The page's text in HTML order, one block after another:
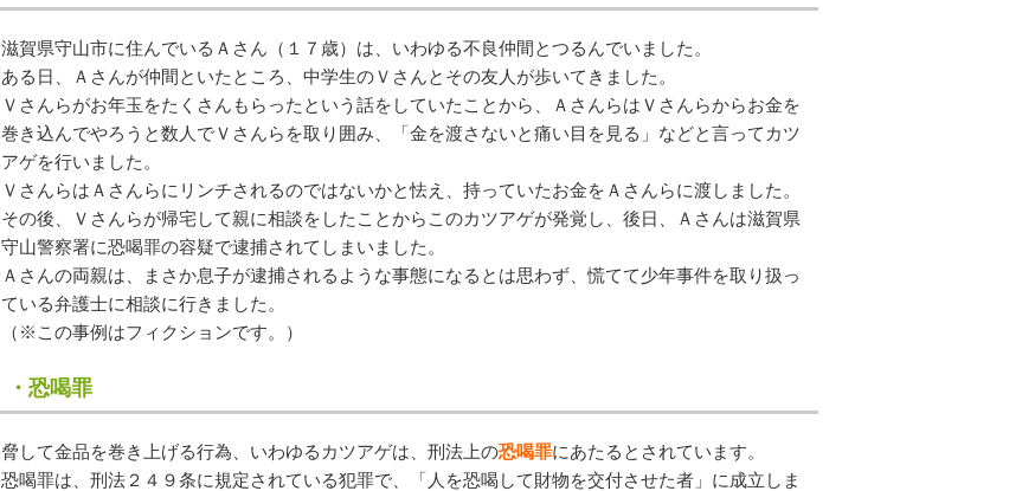
滋賀県守山市に住んでいるＡさん（１７歳）は、いわゆる不良仲間とつるんでいました。
ある日、Ａさんが仲間といたところ、中学生のＶさんとその友人が歩いてきました。
Ｖさんらがお年玉をたくさんもらったという話をしていたことから、ＡさんらはＶさんらからお金を
巻き込んでやろうと数人でＶさんらを取り囲み、「金を渡さないと痛い目を見る」などと言ってカツ
アゲを行いました。
ＶさんらはＡさんらにリンチされるのではないかと怯え、持っていたお金をＡさんらに渡しました。
その後、Ｖさんらが帰宅して親に相談をしたことからこのカツアゲが発覚し、後日、Ａさんは滋賀県
守山警察署に恐喝罪の容疑で逮捕されてしまいました。
Ａさんの両親は、まさか息子が逮捕されるような事態になるとは思わず、慌てて少年事件を取り扱っ
ている弁護士に相談に行きました。
（※この事例はフィクションです。）
・恐喝罪
脅して金品を巻き上げる行為、いわゆるカツアゲは、刑法上の恐喝罪にあたるとされています。
恐喝罪は、刑法２４９条に規定されている犯罪で、「人を恐喝して財物を交付させた者」に成立しま